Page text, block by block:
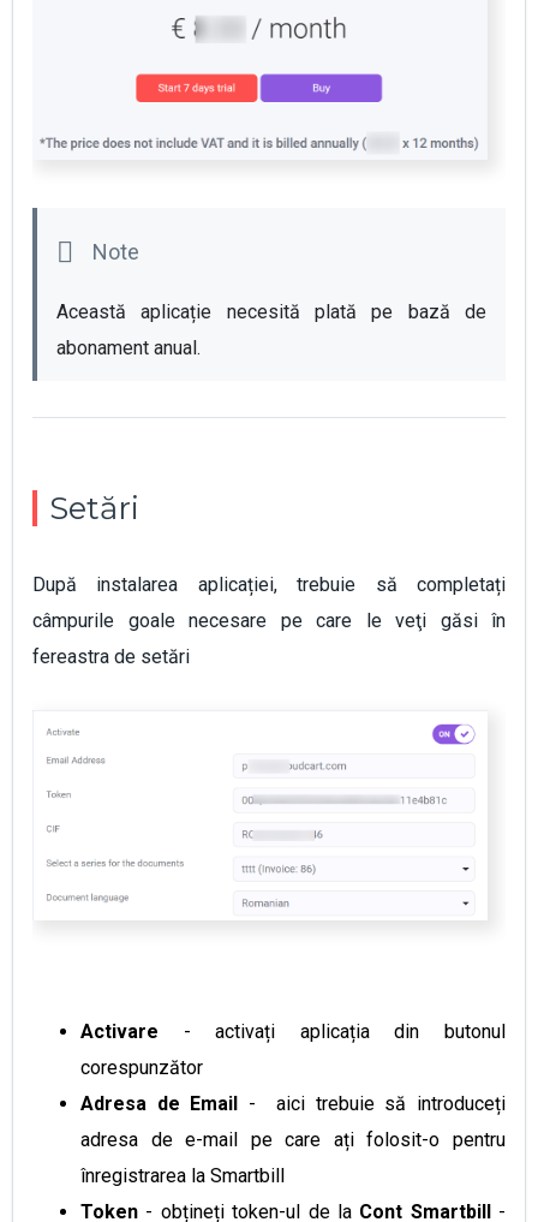
Această aplicație necesită plată pe bază de
abonament anual.
Setări
După instalarea aplicației, trebuie să completați
câmpurile goale necesare pe care le veţi găsi în
fereastra de setări
Activare - activați aplicația din butonul
corespunzător
Adresa de Email - aici trebuie să introduceți
adresa de e-mail pe care ați folosit-o pentru
înregistrarea la Smartbill
Token - obțineți token-ul de la Cont Smartbill -